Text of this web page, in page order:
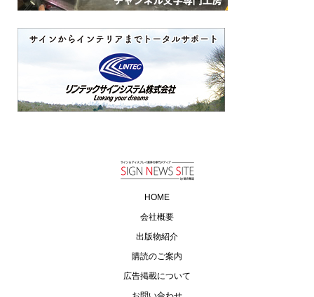
HOME
会社概要
出版物紹介
購読のご案内
広告掲載について